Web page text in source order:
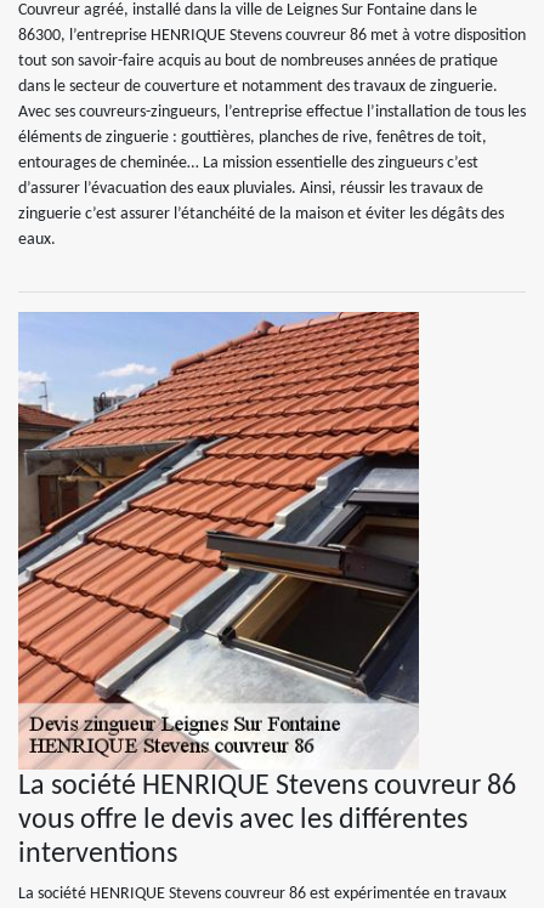
Couvreur agréé, installé dans la ville de Leignes Sur Fontaine dans le
86300, l’entreprise HENRIQUE Stevens couvreur 86 met à votre disposition
tout son savoir-faire acquis au bout de nombreuses années de pratique
dans le secteur de couverture et notamment des travaux de zinguerie.
Avec ses couvreurs-zingueurs, l’entreprise effectue l’installation de tous les
éléments de zinguerie : gouttières, planches de rive, fenêtres de toit,
entourages de cheminée… La mission essentielle des zingueurs c’est
d’assurer l’évacuation des eaux pluviales. Ainsi, réussir les travaux de
zinguerie c’est assurer l’étanchéité de la maison et éviter les dégâts des
eaux.
La société HENRIQUE Stevens couvreur 86
vous offre le devis avec les différentes
interventions
La société HENRIQUE Stevens couvreur 86 est expérimentée en travaux